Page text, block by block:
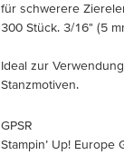
für schwerere
300 Stück. 3/16" (5
Ideal zur
Stanzmotiven.
GPSR
Stampin’ Up! Europe